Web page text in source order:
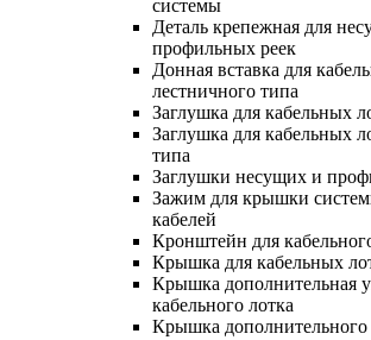
системы
Деталь крепежная для
профильных реек
Донная вставка для
лестничного типа
Заглушка для кабельных
Заглушка для кабельных
типа
Заглушки несущих и
Зажим для крышки
кабелей
Кронштейн для
Крышка для кабельных
Крышка дополнительная
кабельного лотка
Крышка дополнительного